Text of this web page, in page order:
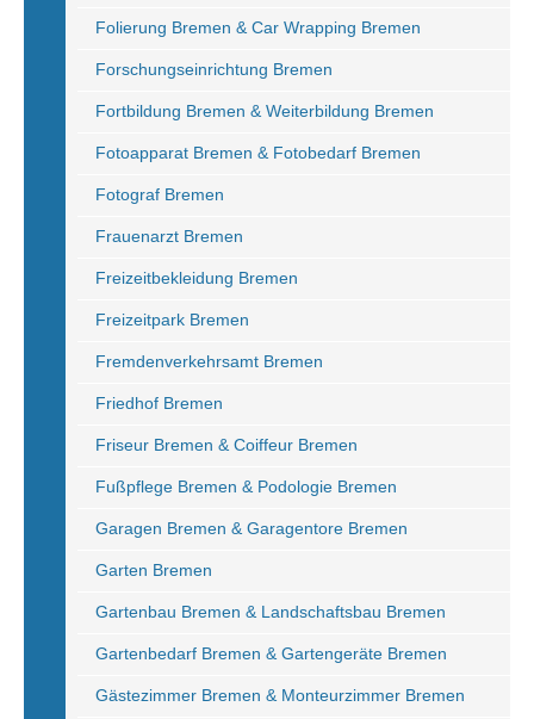
Folierung Bremen & Car Wrapping Bremen
Forschungseinrichtung Bremen
Fortbildung Bremen & Weiterbildung Bremen
Fotoapparat Bremen & Fotobedarf Bremen
Fotograf Bremen
Frauenarzt Bremen
Freizeitbekleidung Bremen
Freizeitpark Bremen
Fremdenverkehrsamt Bremen
Friedhof Bremen
Friseur Bremen & Coiffeur Bremen
Fußpflege Bremen & Podologie Bremen
Garagen Bremen & Garagentore Bremen
Garten Bremen
Gartenbau Bremen & Landschaftsbau Bremen
Gartenbedarf Bremen & Gartengeräte Bremen
Gästezimmer Bremen & Monteurzimmer Bremen